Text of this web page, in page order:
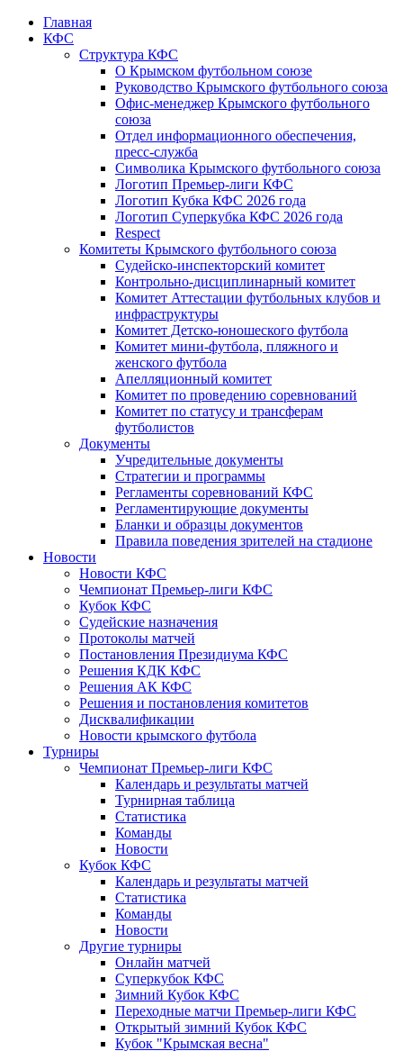
Главная
КФС
Структура КФС
О Крымском футбольном союзе
Руководство Крымского футбольного союза
Офис-менеджер Крымского футбольного
союза
Отдел информационного обеспечения,
пресс-служба
Символика Крымского футбольного союза
Логотип Премьер-лиги КФС
Логотип Кубка КФС 2026 года
Логотип Суперкубка КФС 2026 года
Respect
Комитеты Крымского футбольного союза
Судейско-инспекторский комитет
Контрольно-дисциплинарный комитет
Комитет Аттестации футбольных клубов и
инфраструктуры
Комитет Детско-юношеского футбола
Комитет мини-футбола, пляжного и
женского футбола
Апелляционный комитет
Комитет по проведению соревнований
Комитет по статусу и трансферам
футболистов
Документы
Учредительные документы
Стратегии и программы
Регламенты соревнований КФС
Регламентирующие документы
Бланки и образцы документов
Правила поведения зрителей на стадионе
Новости
Новости КФС
Чемпионат Премьер-лиги КФС
Кубок КФС
Судейские назначения
Протоколы матчей
Постановления Президиума КФС
Решения КДК КФС
Решения АК КФС
Решения и постановления комитетов
Дисквалификации
Новости крымского футбола
Турниры
Чемпионат Премьер-лиги КФС
Календарь и результаты матчей
Турнирная таблица
Статистика
Команды
Новости
Кубок КФС
Календарь и результаты матчей
Статистика
Команды
Новости
Другие турниры
Онлайн матчей
Суперкубок КФС
Зимний Кубок КФС
Переходные матчи Премьер-лиги КФС
Открытый зимний Кубок КФС
Кубок "Крымская весна"